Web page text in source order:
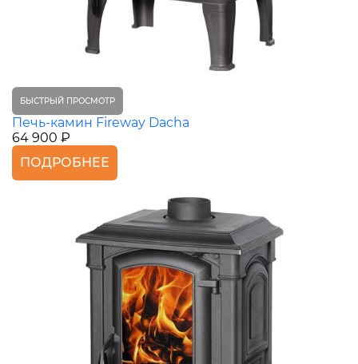
БЫСТРЫЙ ПРОСМОТР
Печь-камин Fireway Dacha
64 900 ₽
ПОДРОБНЕЕ